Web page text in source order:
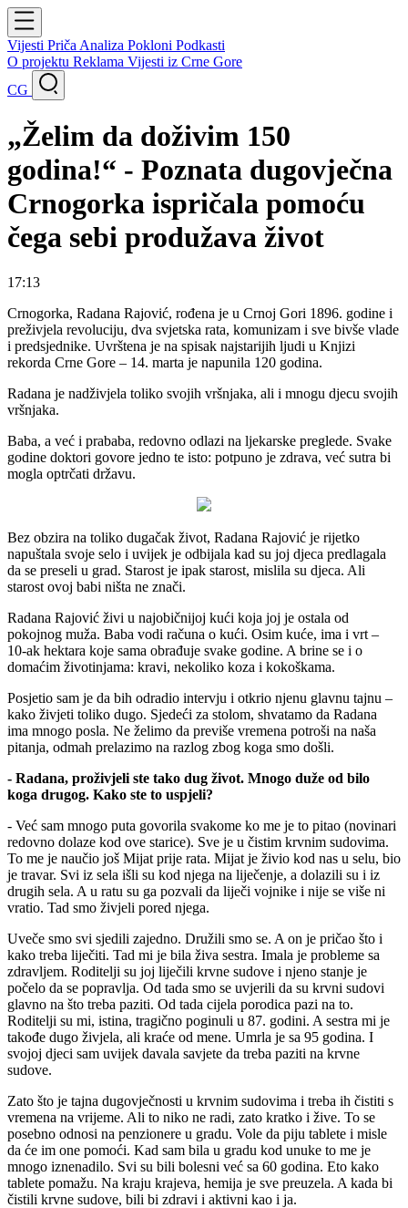
Vijesti Priča Analiza Pokloni Podkasti
O projektu Reklama Vijesti iz Crne Gore
CG
„Želim da doživim 150
godina!“ - Poznata dugovječna
Crnogorka ispričala pomoću
čega sebi produžava život
17:13
Crnogorka, Radana Rajović, rođena je u Crnoj Gori 1896. godine i
preživjela revoluciju, dva svjetska rata, komunizam i sve bivše vlade
i predsjednike. Uvrštena je na spisak najstarijih ljudi u Knjizi
rekorda Crne Gore – 14. marta je napunila 120 godina.
Radana je nadživjela toliko svojih vršnjaka, ali i mnogu djecu svojih
vršnjaka.
Baba, a već i prababa, redovno odlazi na ljekarske preglede. Svake
godine doktori govore jedno te isto: potpuno je zdrava, već sutra bi
mogla optrčati državu.
Bez obzira na toliko dugačak život, Radana Rajović je rijetko
napuštala svoje selo i uvijek je odbijala kad su joj djeca predlagala
da se preseli u grad. Starost je ipak starost, mislila su djeca. Ali
starost ovoj babi ništa ne znači.
Radana Rajović živi u najobičnijoj kući koja joj je ostala od
pokojnog muža. Baba vodi računa o kući. Osim kuće, ima i vrt –
10-ak hektara koje sama obrađuje svake godine. A brine se i o
domaćim životinjama: kravi, nekoliko koza i kokoškama.
Posjetio sam je da bih odradio intervju i otkrio njenu glavnu tajnu –
kako živjeti toliko dugo. Sjedeći za stolom, shvatamo da Radana
ima mnogo posla. Ne želimo da previše vremena potroši na naša
pitanja, odmah prelazimo na razlog zbog koga smo došli.
- Radana, proživjeli ste tako dug život. Mnogo duže od bilo
koga drugog. Kako ste to uspjeli?
- Već sam mnogo puta govorila svakome ko me je to pitao (novinari
redovno dolaze kod ove starice). Sve je u čistim krvnim sudovima.
To me je naučio još Mijat prije rata. Mijat je živio kod nas u selu, bio
je travar. Svi iz sela išli su kod njega na liječenje, a dolazili su i iz
drugih sela. A u ratu su ga pozvali da liječi vojnike i nije se više ni
vratio. Tad smo živjeli pored njega.
Uveče smo svi sjedili zajedno. Družili smo se. A on je pričao što i
kako treba liječiti. Tad mi je bila živa sestra. Imala je probleme sa
zdravljem. Roditelji su joj liječili krvne sudove i njeno stanje je
počelo da se popravlja. Od tada smo se uvjerili da su krvni sudovi
glavno na što treba paziti. Od tada cijela porodica pazi na to.
Roditelji su mi, istina, tragično poginuli u 87. godini. A sestra mi je
takođe dugo živjela, ali kraće od mene. Umrla je sa 95 godina. I
svojoj djeci sam uvijek davala savjete da treba paziti na krvne
sudove.
Zato što je tajna dugovječnosti u krvnim sudovima i treba ih čistiti s
vremena na vrijeme. Ali to niko ne radi, zato kratko i žive. To se
posebno odnosi na penzionere u gradu. Vole da piju tablete i misle
da će im one pomoći. Kad sam bila u gradu kod unuke to me je
mnogo iznenadilo. Svi su bili bolesni već sa 60 godina. Eto kako
tablete pomažu. Na kraju krajeva, hemija je sve preuzela. A kada bi
čistili krvne sudove, bili bi zdravi i aktivni kao i ja.